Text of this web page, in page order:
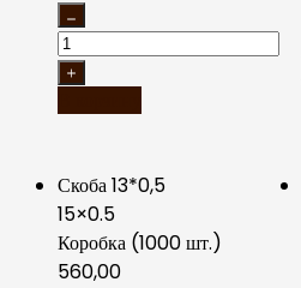
Скоба 13*0,5
15×0.5
Коробка (1000 шт.)
560,00